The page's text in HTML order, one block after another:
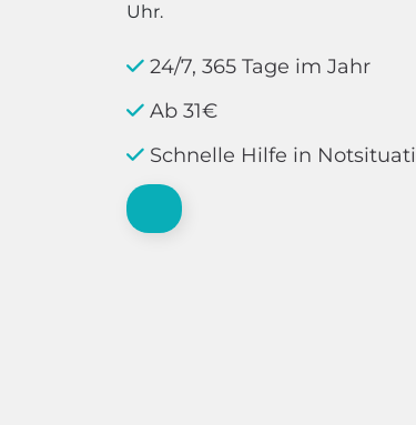
Uhr.
24/7, 365 Tage im Jahr
Ab 31€
Schnelle Hilfe in